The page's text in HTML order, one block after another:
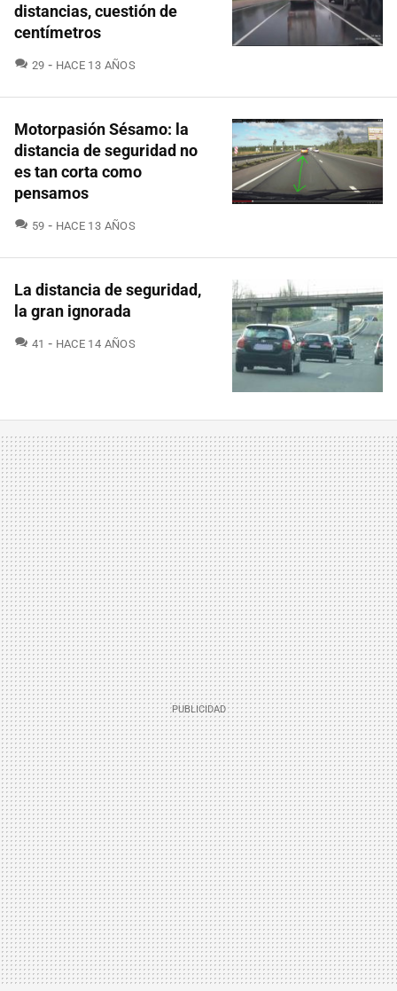
distancias, cuestión de
centímetros
29 COMENTARIOS
HACE 13 AÑOS
Motorpasión Sésamo: la
distancia de seguridad no
es tan corta como
pensamos
59 COMENTARIOS
HACE 13 AÑOS
La distancia de seguridad,
la gran ignorada
41 COMENTARIOS
HACE 14 AÑOS